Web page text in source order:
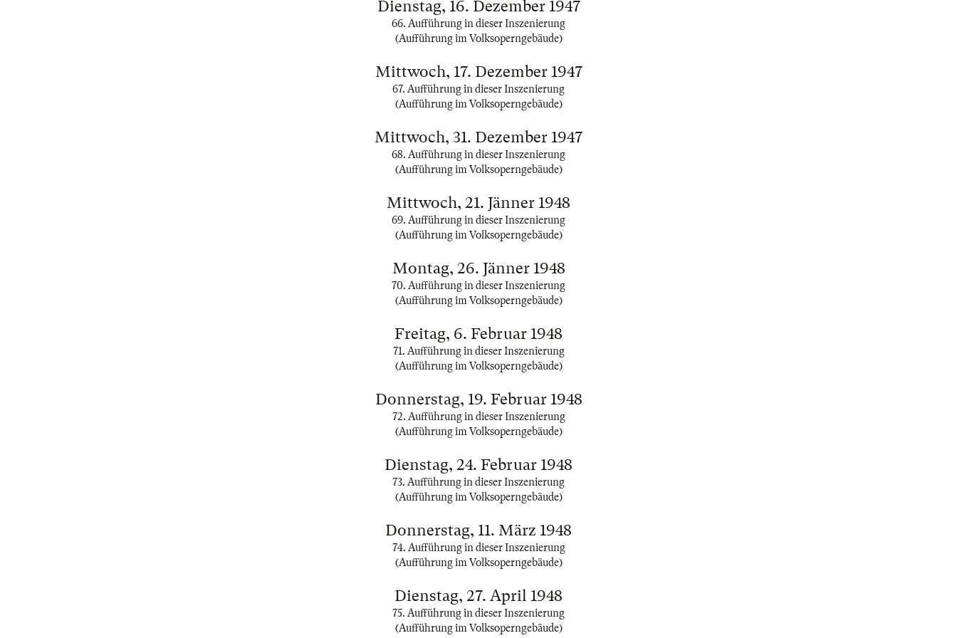
Dienstag, 16. Dezember 1947
66. Aufführung in dieser Inszenierung
(Aufführung im Volksoperngebäude)
Mittwoch, 17. Dezember 1947
67. Aufführung in dieser Inszenierung
(Aufführung im Volksoperngebäude)
Mittwoch, 31. Dezember 1947
68. Aufführung in dieser Inszenierung
(Aufführung im Volksoperngebäude)
Mittwoch, 21. Jänner 1948
69. Aufführung in dieser Inszenierung
(Aufführung im Volksoperngebäude)
Montag, 26. Jänner 1948
70. Aufführung in dieser Inszenierung
(Aufführung im Volksoperngebäude)
Freitag, 6. Februar 1948
71. Aufführung in dieser Inszenierung
(Aufführung im Volksoperngebäude)
Donnerstag, 19. Februar 1948
72. Aufführung in dieser Inszenierung
(Aufführung im Volksoperngebäude)
Dienstag, 24. Februar 1948
73. Aufführung in dieser Inszenierung
(Aufführung im Volksoperngebäude)
Donnerstag, 11. März 1948
74. Aufführung in dieser Inszenierung
(Aufführung im Volksoperngebäude)
Dienstag, 27. April 1948
75. Aufführung in dieser Inszenierung
(Aufführung im Volksoperngebäude)